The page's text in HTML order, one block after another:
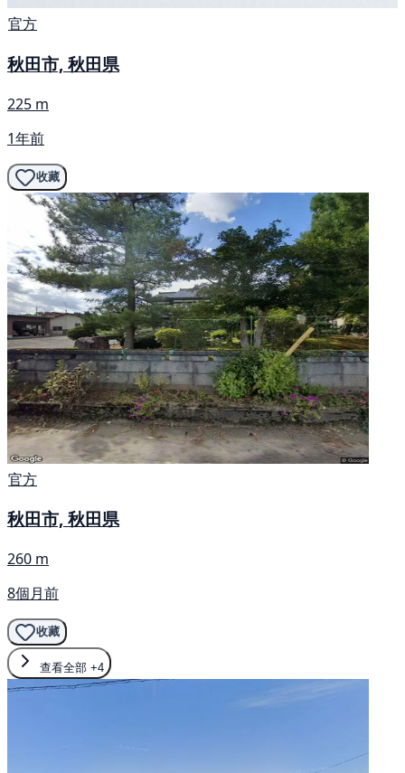
官方
秋田市, 秋田県
225 m
1年前
收藏
官方
秋田市, 秋田県
260 m
8個月前
收藏
查看全部 +4